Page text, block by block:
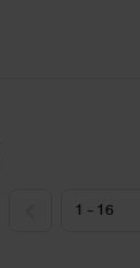
นใดที่หลงใหลฮา
รงนี้ด้วยนะคะ
มรวมกันมาเป็น